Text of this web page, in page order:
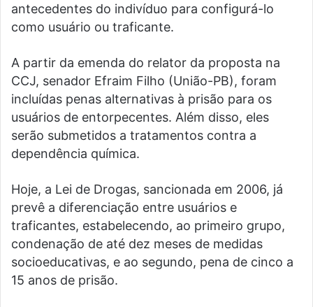
antecedentes do indivíduo para configurá-lo
como usuário ou traficante.
A partir da emenda do relator da proposta na
CCJ, senador Efraim Filho (União-PB), foram
incluídas penas alternativas à prisão para os
usuários de entorpecentes. Além disso, eles
serão submetidos a tratamentos contra a
dependência química.
Hoje, a Lei de Drogas, sancionada em 2006, já
prevê a diferenciação entre usuários e
traficantes, estabelecendo, ao primeiro grupo,
condenação de até dez meses de medidas
socioeducativas, e ao segundo, pena de cinco a
15 anos de prisão.